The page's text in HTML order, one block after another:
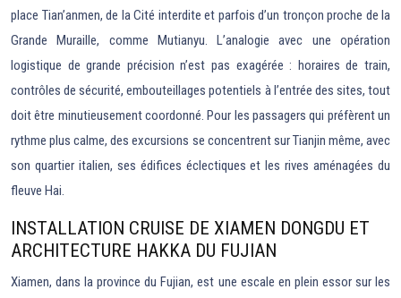
place Tian’anmen, de la Cité interdite et parfois d’un tronçon proche de la
Grande Muraille, comme Mutianyu. L’analogie avec une opération
logistique de grande précision n’est pas exagérée : horaires de train,
contrôles de sécurité, embouteillages potentiels à l’entrée des sites, tout
doit être minutieusement coordonné. Pour les passagers qui préfèrent un
rythme plus calme, des excursions se concentrent sur Tianjin même, avec
son quartier italien, ses édifices éclectiques et les rives aménagées du
fleuve Hai.
INSTALLATION CRUISE DE XIAMEN DONGDU ET
ARCHITECTURE HAKKA DU FUJIAN
Xiamen, dans la province du Fujian, est une escale en plein essor sur les